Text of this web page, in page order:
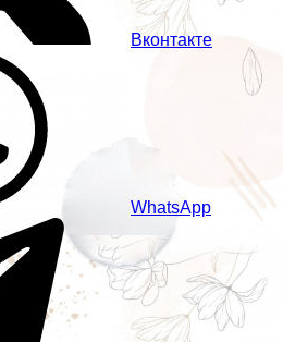
Вконтакте
WhatsApp